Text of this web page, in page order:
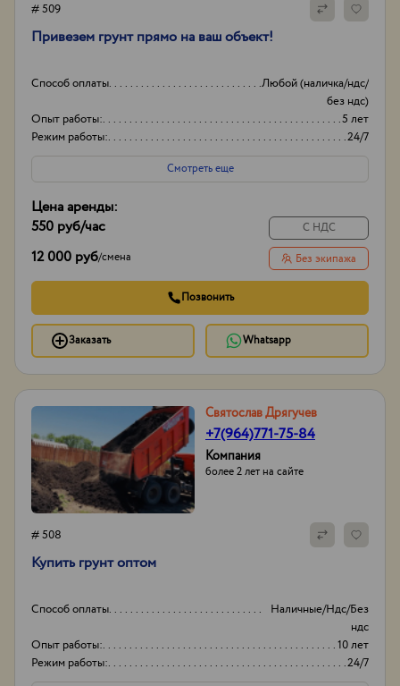
# 509
Привезем грунт прямо на ваш объект!
Способ оплаты
Любой (наличка/ндс/
без ндс)
Опыт работы:
5 лет
Режим работы:
24/7
Смотреть еще
Цена аренды:
550 руб/час
12 000 руб/смена
С НДС
Без экипажа
Позвонить
Заказать Whatsapp
Святослав Дрягучев
+7(964)771-75-84
Компания
более 2 лет на сайте
# 508
Купить грунт оптом
Способ оплаты
Наличные/Ндс/Без
ндс
Опыт работы:
10 лет
Режим работы:
24/7